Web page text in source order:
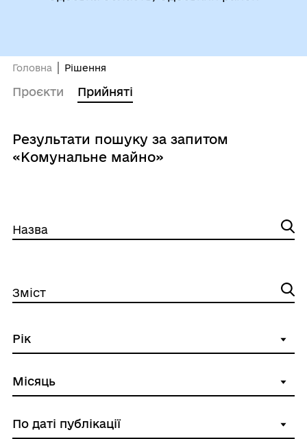
Головна Рішення
Проєкти Прийняті
Результати пошуку за запитом
«Комунальне майно»
Назва
Зміст